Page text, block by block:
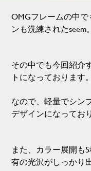
OMGフレームの中
ンも洗練されたseem。
その中でも今回紹介
トになっております。
なので、軽量でシン
デザインになってお
また、カラー展開も
有の光沢がしっかり